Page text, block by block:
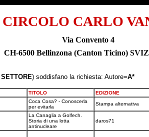
CIRCOLO CARLO
Via Convento 4
CH-6500 Bellinzona (Canton Ticino)
SETTORE) soddisfano la richiesta: Autore=A*
TITOLO
EDIZIONE
Coca Cosa? - Conoscerla
per evitarla
Stampa alternativa
La Canaglia a Golfech.
Storia di una lotta
antinucleare
daros71